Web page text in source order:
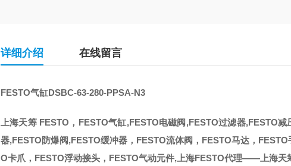
详细介绍 在线留言
FESTO气缸DSBC-63-280-PPSA-N3
上海天筹 FESTO，FESTO气缸,FESTO电磁阀,FESTO过滤器,FESTO
器,FESTO防爆阀,FESTO缓冲器，FESTO流体阀，FESTO马达，
O卡爪，FESTO浮动接头，FESTO气动元件,上海FESTO代理——上海天